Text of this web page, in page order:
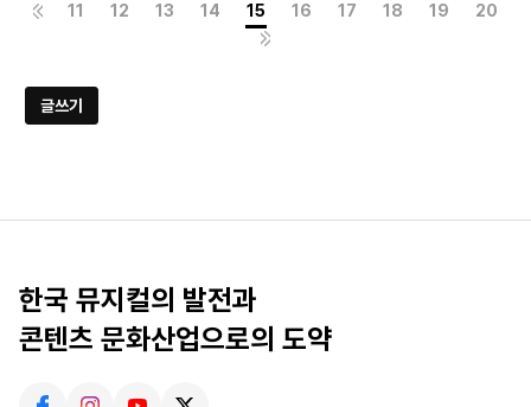
11 12 13 14 15 16 17 18 19 20
글쓰기
한국 뮤지컬의 발전과
콘텐츠 문화산업으로의 도약